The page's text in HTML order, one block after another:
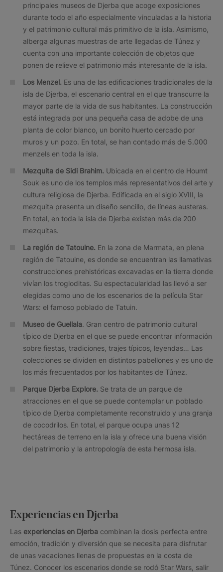
principales museos de Djerba que acoge exposiciones
durante todo el año especialmente vinculadas a la historia
y el patrimonio cultural más primitivo de la isla. Asimismo,
alberga algunas muestras de arte llegadas de Túnez y
cuenta con una importante colección de objetos que
ponen de relieve el patrimonio más interesante de la isla.
Los Menzel. Es una de las edificaciones tradicionales de la
isla de Djerba, el escenario central en el que transcurre la
mayor parte de la vida de sus habitantes. La construcción
está integrada por una pequeña casa de adobe de una
planta de color blanco, un bonito huerto cercado por
muros y un pozo. En total, se han contado más de 5.000
menzels en toda la isla.
Mezquita de Sidi Brahim. Ubicada en el centro de Houmt
Souk es uno de los templos más representativos del arte y
cultura religiosa de Djerba. Edificada en el siglo XVIII, la
mezquita presenta un diseño sencillo, de líneas austeras.
En total, en toda la isla de Djerba existen más de 200
mezquitas.
La región de Tatouine. En la zona de Marmata, en plena
región de Tatouine, es donde se encuentran las llamativas
construcciones prehistóricas excavadas en la tierra donde
vivían los trogloditas. Su espectacularidad las llevó a ser
elegidas como uno de los escenarios de la película Star
Wars: el famoso poblado de Tatuin.
Museo de Guellala. Gran centro de patrimonio cultural
típico de Djerba en el que se puede encontrar información
sobre fiestas, tradiciones, trajes típicos, leyendas… Las
colecciones se dividen en distintos pabellones y es uno de
los más frecuentados por los habitantes de Túnez.
Parque Djerba Explore. Se trata de un parque de
atracciones en el que se puede contemplar un poblado
típico de Djerba completamente reconstruido y una granja
de cocodrilos. En total, el parque ocupa unas 12
hectáreas de terreno en la isla y ofrece una buena visión
del patrimonio y la antropología de esta hermosa isla.
Experiencias en Djerba
Las experiencias en Djerba combinan la dosis perfecta entre
emoción, tradición y diversión que se necesita para disfrutar
de unas vacaciones llenas de propuestas en la costa de
Túnez. Conocer los escenarios donde se rodó Star Wars, salir